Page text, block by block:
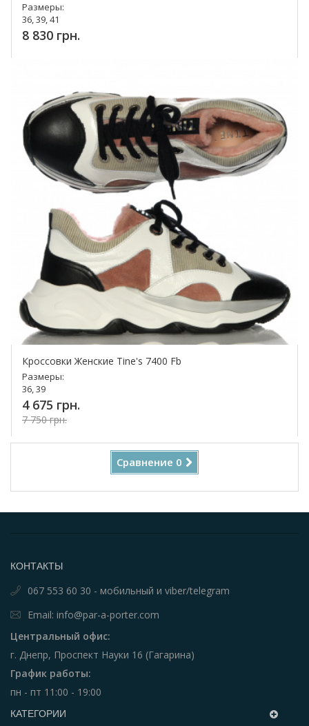
Размеры:
36, 39, 41
8 830 грн.
Кроссовки Женские Tine's 7400 Fb
Размеры:
36, 39
4 675 грн.
7 750 грн.
Купить!
Сравнение 0
КОНТАКТЫ
067 553 60 30 - мобильный и viber/telegram
Email: info@par-a-porter.com
Центральный офис:
г. Днепр, Проспект Науки 16 (Гагарина)
График работы:
пн - пт 11:00 - 19:00
КАТЕГОРИИ